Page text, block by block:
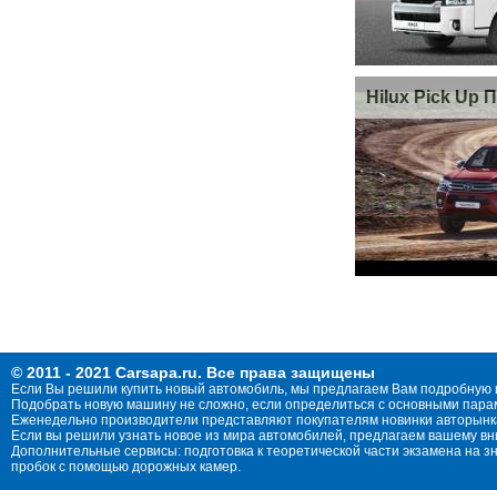
Hilux Pick Up
© 2011 - 2021 Carsapa.ru. Все права защищены
Если Вы решили купить новый автомобиль, мы предлагаем Вам
Подобрать новую машину не сложно, если определиться с основными
Еженедельно производители представляют покупателям новинки
Если вы решили узнать новое из мира автомобилей, предлагаем вашему
Дополнительные сервисы: подготовка к теоретической части экзамена
пробок с помощью дорожных камер.